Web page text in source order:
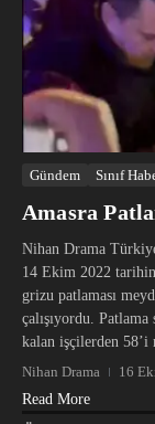
Gündem Sınıf
Amasra
Nihan Drama
14 Ekim 2022
grizu patlaması
çalışıyordu.
kalan işçilerden 58’i
Nihan Drama
16
Read More